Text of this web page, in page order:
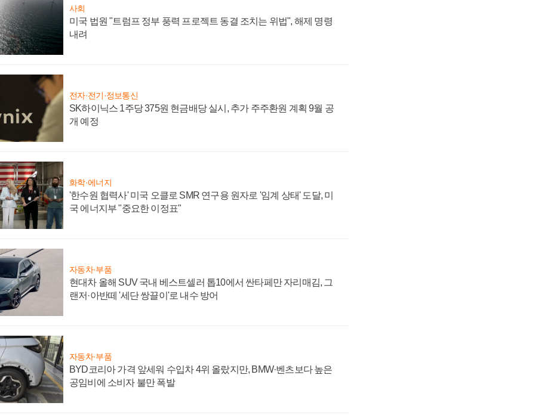
사회
미국 법원 "트럼프 정부 풍력 프로젝트 동결 조치는 위법", 해제 명령
내려
전자·전기·정보통신
SK하이닉스 1주당 375원 현금배당 실시, 추가 주주환원 계획 9월 공
개 예정
화학·에너지
'한수원 협력사' 미국 오클로 SMR 연구용 원자로 '임계 상태' 도달, 미
국 에너지부 "중요한 이정표"
자동차·부품
현대차 올해 SUV 국내 베스트셀러 톱10에서 싼타페만 자리매김, 그
랜저·아반떼 '세단 쌍끌이'로 내수 방어
자동차·부품
BYD코리아 가격 앞세워 수입차 4위 올랐지만, BMW·벤츠보다 높은
공임비에 소비자 불만 폭발